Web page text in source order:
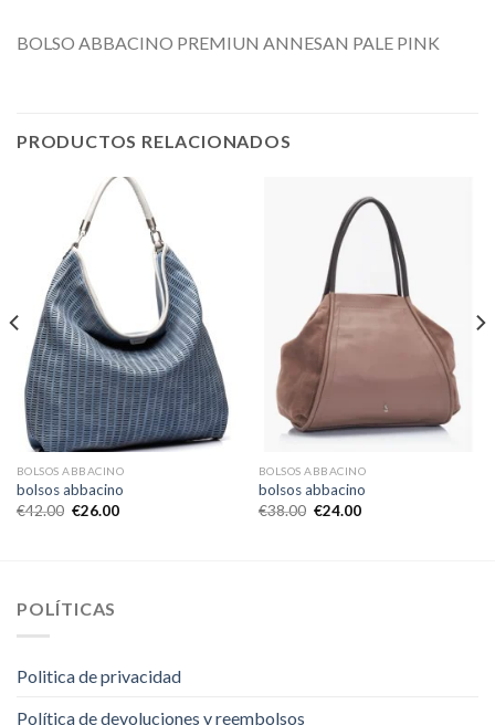
BOLSO ABBACINO PREMIUN ANNESAN PALE PINK
PRODUCTOS RELACIONADOS
BOLSOS ABBACINO
bolsos abbacino
€42.00 €26.00
BOLSOS ABBACINO
bolsos abbacino
€38.00 €24.00
POLÍTICAS
Politica de privacidad
Política de devoluciones y reembolsos